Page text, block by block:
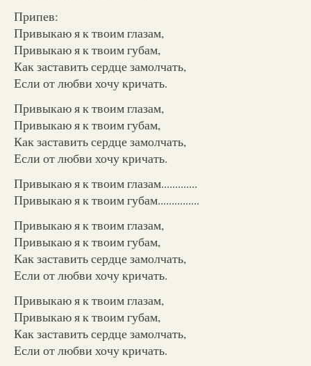
Припев:
Привыкаю я к твоим глазам,
Привыкаю я к твоим губам,
Как заставить сердце замолчать,
Если от любви хочу кричать.
Привыкаю я к твоим глазам,
Привыкаю я к твоим губам,
Как заставить сердце замолчать,
Если от любви хочу кричать.
Привыкаю я к твоим глазам.............
Привыкаю я к твоим губам...............
Привыкаю я к твоим глазам,
Привыкаю я к твоим губам,
Как заставить сердце замолчать,
Если от любви хочу кричать.
Привыкаю я к твоим глазам,
Привыкаю я к твоим губам,
Как заставить сердце замолчать,
Если от любви хочу кричать.